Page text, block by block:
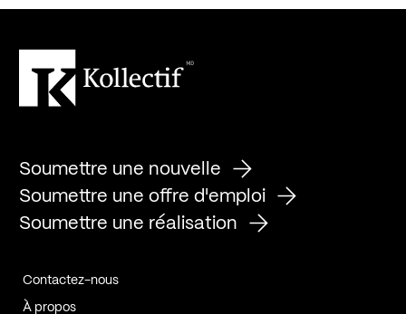
Soumettre une nouvelle
Soumettre une offre d'emploi
Soumettre une réalisation
Contactez-nous
À propos